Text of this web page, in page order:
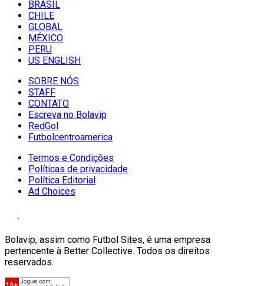
BRASIL
CHILE
GLOBAL
MÉXICO
PERU
US ENGLISH
SOBRE NÓS
STAFF
CONTATO
Escreva no Bolavip
RedGol
Futbolcentroamerica
Termos e Condições
Políticas de privacidade
Política Editorial
Ad Choices
Bolavip, assim como Futbol Sites, é uma empresa
pertencente à Better Collective. Todos os direitos
reservados.